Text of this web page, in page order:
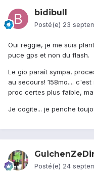
bidibull
Posté(e) 23
Oui reggie, je me suis
puce gps et non du flash.
Le gio paraît sympa,
au secours! 158mo....
proc certes plus faible,
Je cogite... je penche
Posté(e) 24